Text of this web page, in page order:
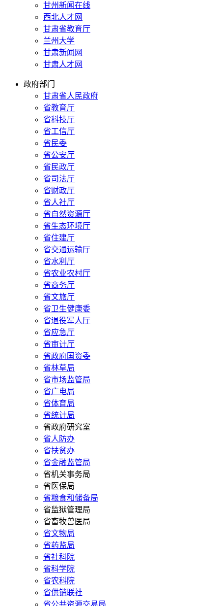
甘州新闻在线
西北人才网
甘肃省教育厅
兰州大学
甘肃新闻网
甘肃人才网
政府部门
甘肃省人民政府
省教育厅
省科技厅
省工信厅
省民委
省公安厅
省民政厅
省司法厅
省财政厅
省人社厅
省自然资源厅
省生态环境厅
省住建厅
省交通运输厅
省水利厅
省农业农村厅
省商务厅
省文旅厅
省卫生健康委
省退役军人厅
省应急厅
省审计厅
省政府国资委
省林草局
省市场监管局
省广电局
省体育局
省统计局
省政府研究室
省人防办
省扶贫办
省金融监管局
省机关事务局
省医保局
省粮食和储备局
省监狱管理局
省畜牧兽医局
省文物局
省药监局
省社科院
省科学院
省农科院
省供销联社
省公共资源交易局